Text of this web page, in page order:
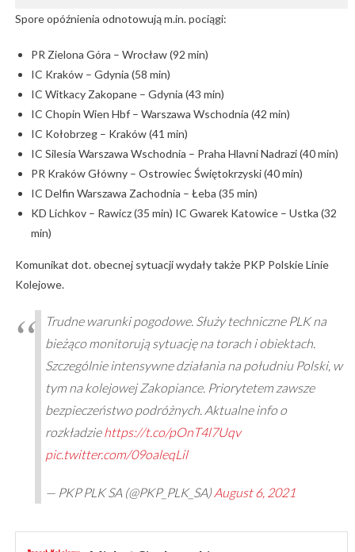
Spore opóźnienia odnotowują m.in. pociągi:
PR Zielona Góra – Wrocław (92 min)
IC Kraków – Gdynia (58 min)
IC Witkacy Zakopane – Gdynia (43 min)
IC Chopin Wien Hbf – Warszawa Wschodnia (42 min)
IC Kołobrzeg – Kraków (41 min)
IC Silesia Warszawa Wschodnia – Praha Hlavni Nadrazi (40 min)
PR Kraków Główny – Ostrowiec Świętokrzyski (40 min)
IC Delfin Warszawa Zachodnia – Łeba (35 min)
KD Lichkov – Rawicz (35 min) IC Gwarek Katowice – Ustka (32
min)
Komunikat dot. obecnej sytuacji wydały także PKP Polskie Linie
Kolejowe.
Trudne warunki pogodowe. Służy techniczne PLK na
bieżąco monitorują sytuację na torach i obiektach.
Szczególnie intensywne działania na południu Polski, w
tym na kolejowej Zakopiance. Priorytetem zawsze
bezpieczeństwo podróżnych. Aktualne info o
rozkładziehttps://t.co/pOnT4l7Uqv
pic.twitter.com/09oaleqLil
— PKP PLK SA (@PKP_PLK_SA) August 6, 2021